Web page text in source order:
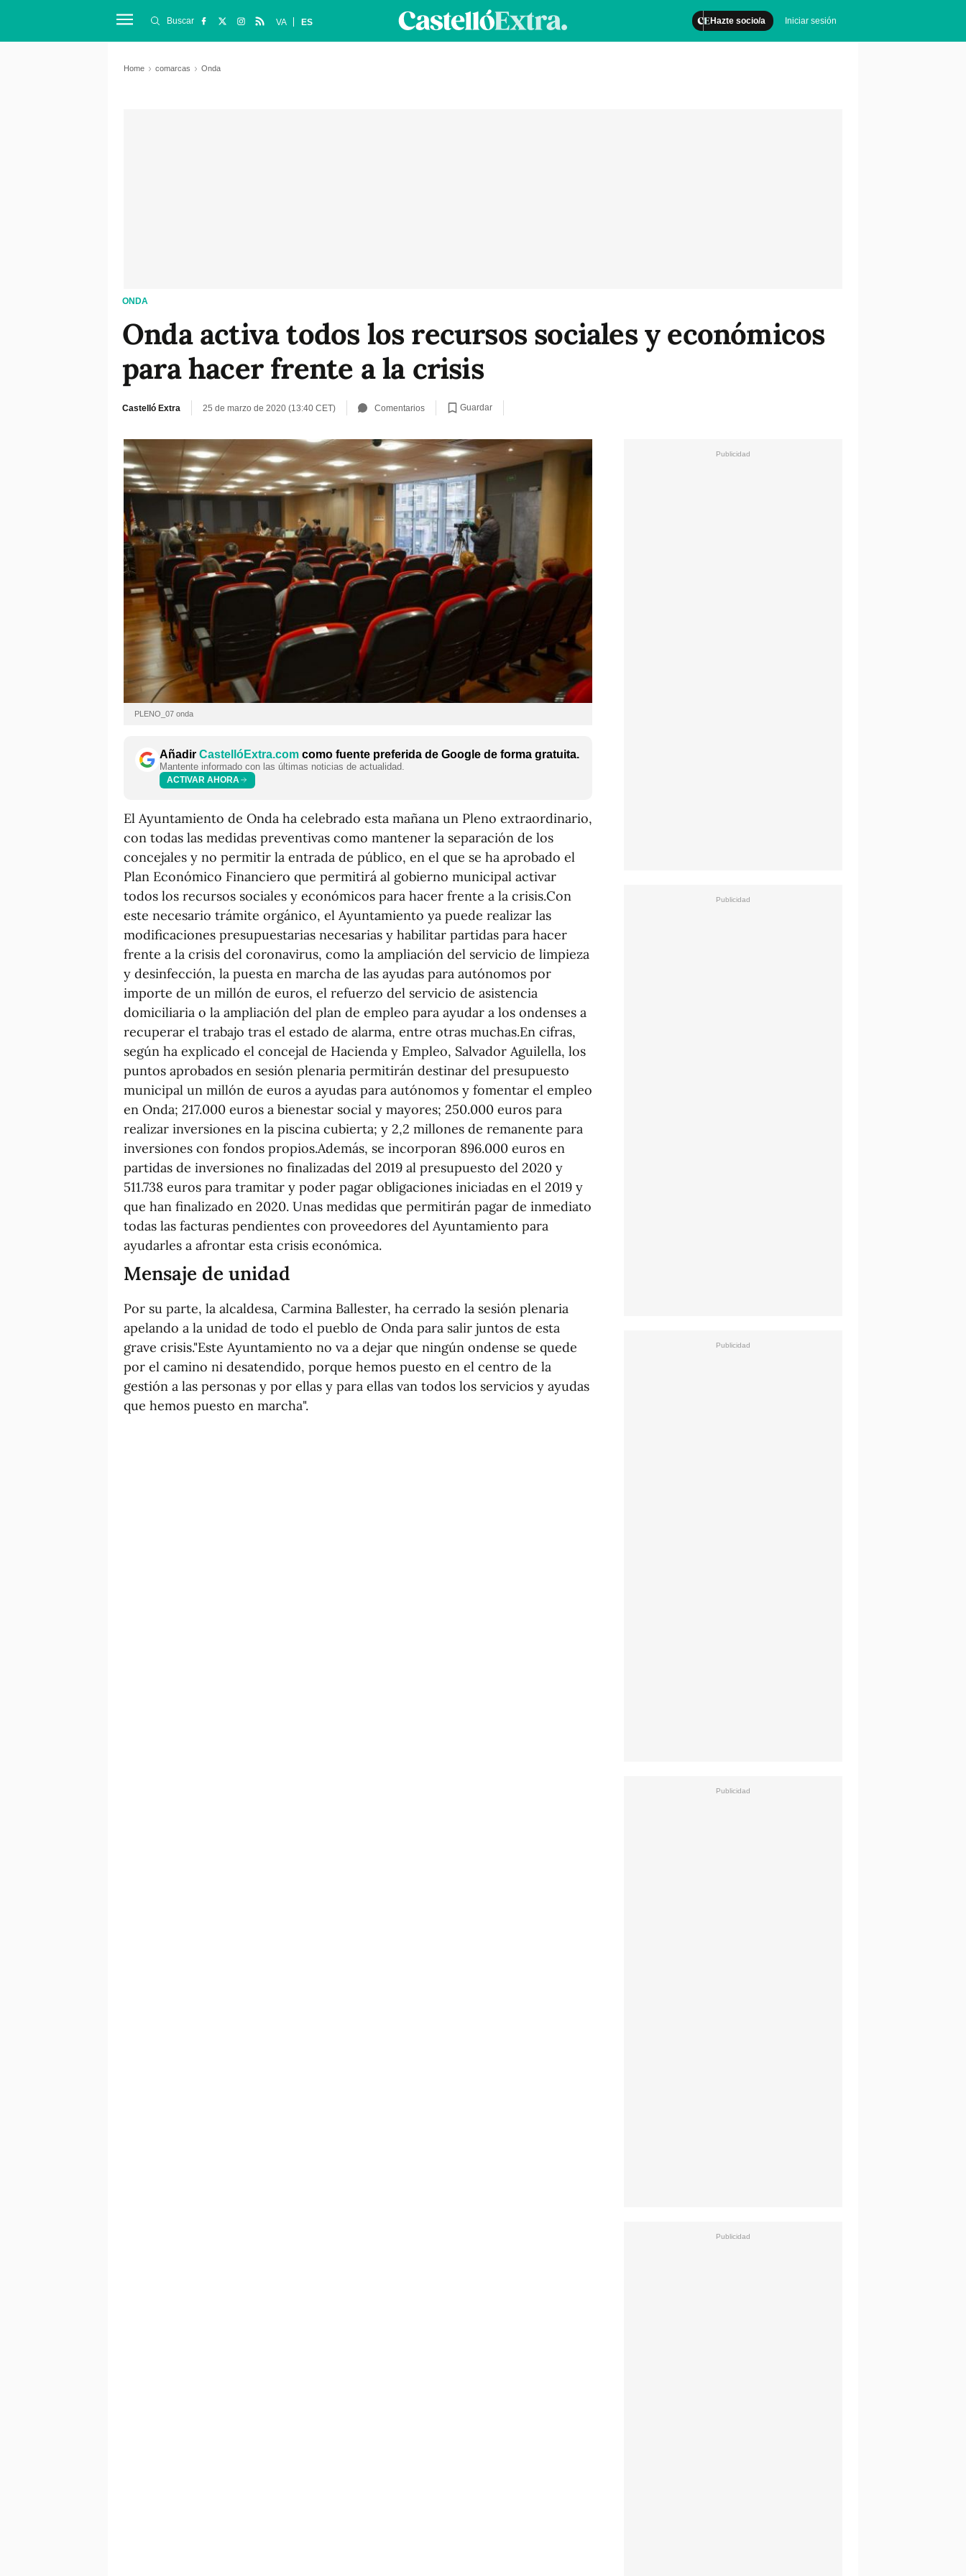
Hazte socio/a Iniciar sesión
Buscar VA ES
Home comarcas Onda
ONDA
Onda activa todos los recursos sociales y económicos
para hacer frente a la crisis
Castelló Extra 25 de marzo de 2020 (13:40 CET) Comentarios Guardar
PLENO_07 onda
Añadir CastellóExtra.com como fuente preferida de Google de forma gratuita.
Mantente informado con las últimas noticias de actualidad.
ACTIVAR AHORA
El Ayuntamiento de Onda ha celebrado esta mañana un Pleno extraordinario,
con todas las medidas preventivas como mantener la separación de los
concejales y no permitir la entrada de público, en el que se ha aprobado el
Plan Económico Financiero que permitirá al gobierno municipal activar
todos los recursos sociales y económicos para hacer frente a la crisis.Con
este necesario trámite orgánico, el Ayuntamiento ya puede realizar las
modificaciones presupuestarias necesarias y habilitar partidas para hacer
frente a la crisis del coronavirus, como la ampliación del servicio de limpieza
y desinfección, la puesta en marcha de las ayudas para autónomos por
importe de un millón de euros, el refuerzo del servicio de asistencia
domiciliaria o la ampliación del plan de empleo para ayudar a los ondenses a
recuperar el trabajo tras el estado de alarma, entre otras muchas.En cifras,
según ha explicado el concejal de Hacienda y Empleo, Salvador Aguilella, los
puntos aprobados en sesión plenaria permitirán destinar del presupuesto
municipal un millón de euros a ayudas para autónomos y fomentar el empleo
en Onda; 217.000 euros a bienestar social y mayores; 250.000 euros para
realizar inversiones en la piscina cubierta; y 2,2 millones de remanente para
inversiones con fondos propios.Además, se incorporan 896.000 euros en
partidas de inversiones no finalizadas del 2019 al presupuesto del 2020 y
511.738 euros para tramitar y poder pagar obligaciones iniciadas en el 2019 y
que han finalizado en 2020. Unas medidas que permitirán pagar de inmediato
todas las facturas pendientes con proveedores del Ayuntamiento para
ayudarles a afrontar esta crisis económica.
Mensaje de unidad
Por su parte, la alcaldesa, Carmina Ballester, ha cerrado la sesión plenaria
apelando a la unidad de todo el pueblo de Onda para salir juntos de esta
grave crisis."Este Ayuntamiento no va a dejar que ningún ondense se quede
por el camino ni desatendido, porque hemos puesto en el centro de la
gestión a las personas y por ellas y para ellas van todos los servicios y ayudas
que hemos puesto en marcha".